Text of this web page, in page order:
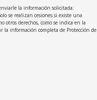
la información solicitada;
se realizan cesiones si existe una
otros derechos, como se indica en la
la información completa de Protección de